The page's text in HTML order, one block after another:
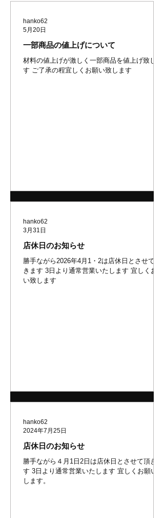
一部商品の値上げについて
材料の値上げが激しく一部商品を値上げ致しま
す ご了承の程宜しくお願い致します
hanko62
5月20日
店休日のお知らせ
勝手ながら2026年4月1・2は店休日とさせて頂
きます 3日より通常営業いたします 宜しくお願
い致します
hanko62
3月31日
店休日のお知らせ
勝手ながら４月1日2日は店休日とさせて頂きま
す 3日より通常営業いたします 宜しくお願い致
します。
hanko62
2024年7月25日